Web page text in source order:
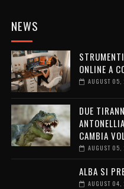
NEWS
ONLINE A
AUGUST
DUE
CAMBIA
AUGUST
ALBA SI
AUGUST